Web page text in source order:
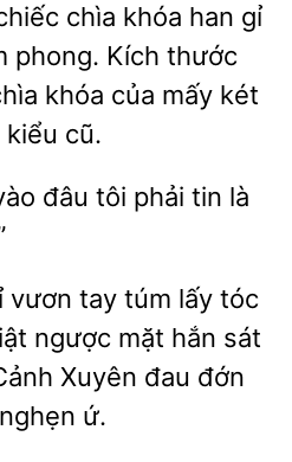
chìa khóa han gỉ
phong. Kích thước
khóa của mấy két
cũ.
đâu tôi phải
là
vươn tay túm lấy tóc
ngược mặt hắn sát
Xuyên đau đớn
ứ.